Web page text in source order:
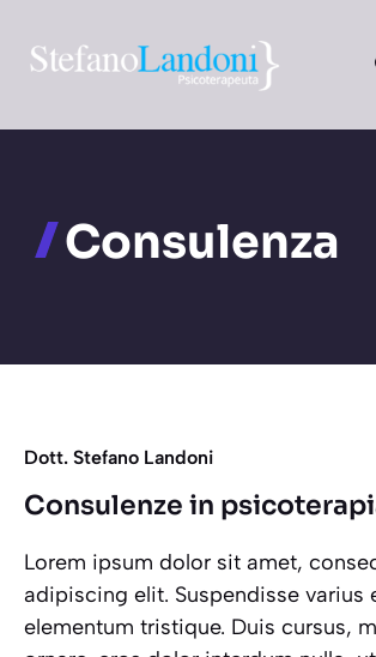
contenuto
Consulenza
Dott. Stefano Landoni
Consulenze in
Lorem ipsum dolor sit amet,
adipiscing elit. Suspendisse varius
elementum tristique. Duis cursus,